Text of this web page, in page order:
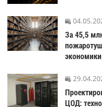
За 45,5
экономики
ЦОД: